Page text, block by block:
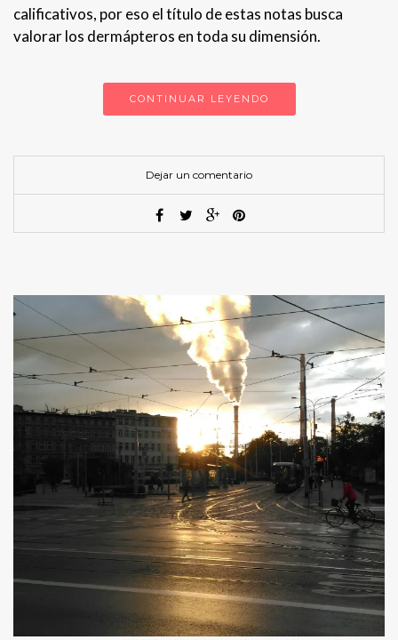
calificativos, por eso el título de estas notas busca
valorar los dermápteros en toda su dimensión.
CONTINUAR LEYENDO
Dejar un comentario